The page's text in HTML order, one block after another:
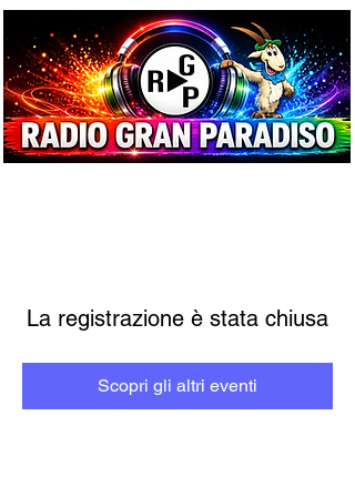
La registrazione è stata chiusa
Scopri gli altri eventi